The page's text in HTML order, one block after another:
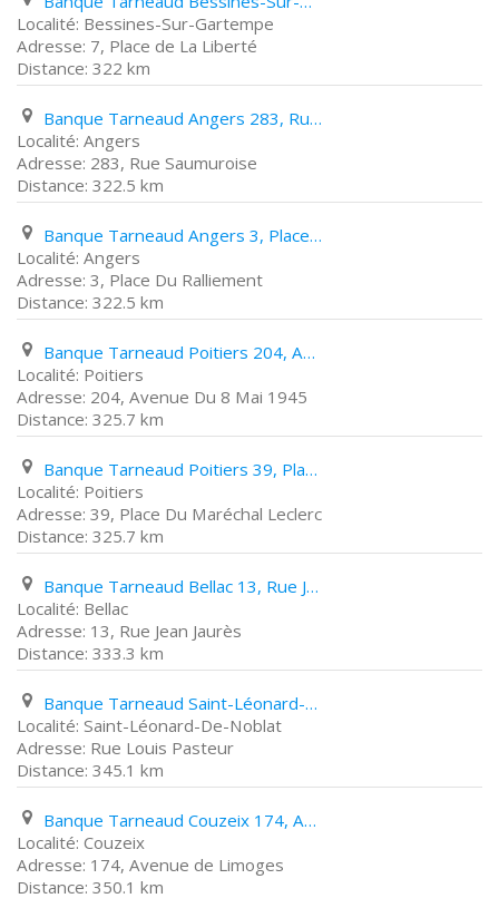
Bessines-Sur-Gartempe
7, Place de La Liberté
322 km
Banque Tarneaud Angers 283, Rue Saumuroise
Angers
283, Rue Saumuroise
322.5 km
Banque Tarneaud Angers 3, Place Du Ralliement
Angers
3, Place Du Ralliement
322.5 km
Banque Tarneaud Poitiers 204, Avenue Du 8 Mai 1945
Poitiers
204, Avenue Du 8 Mai 1945
325.7 km
Banque Tarneaud Poitiers 39, Place Du Maréchal Leclerc
Poitiers
39, Place Du Maréchal Leclerc
325.7 km
Banque Tarneaud Bellac 13, Rue Jean Jaurès
Bellac
13, Rue Jean Jaurès
333.3 km
Banque Tarneaud Saint-Léonard-De-Noblat Rue Louis Pasteur
Saint-Léonard-De-Noblat
Rue Louis Pasteur
345.1 km
Banque Tarneaud Couzeix 174, Avenue de Limoges
Couzeix
174, Avenue de Limoges
350.1 km